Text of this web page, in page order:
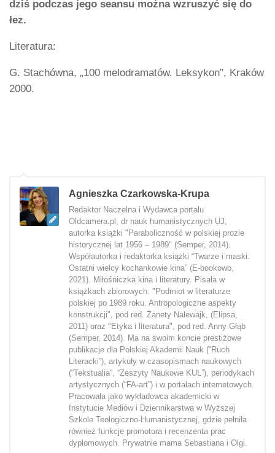
dziś podczas jego seansu można wzruszyć się do
łez.
Literatura:
G. Stachówna, „100 melodramatów. Leksykon”, Kraków
2000.
Agnieszka Czarkowska-Krupa
Redaktor Naczelna i Wydawca portalu
Oldcamera.pl, dr nauk humanistycznych UJ,
autorka książki "Paraboliczność w polskiej prozie
historycznej lat 1956 – 1989" (Semper, 2014).
Współautorka i redaktorka książki “Twarze i maski.
Ostatni wielcy kochankowie kina” (E-bookowo,
2021). Miłośniczka kina i literatury. Pisała w
książkach zbiorowych: "Podmiot w literaturze
polskiej po 1989 roku. Antropologiczne aspekty
konstrukcji", pod red. Żanety Nalewajk, (Elipsa,
2011) oraz "Etyka i literatura", pod red. Anny Głąb
(Semper, 2014). Ma na swoim koncie prestiżowe
publikacje dla Polskiej Akademii Nauk (“Ruch
Literacki”), artykuły w czasopismach naukowych
(“Tekstualia”, “Zeszyty Naukowe KUL”), periodykach
artystycznych (“FA-art”) i w portalach internetowych.
Pracowała jako wykładowca akademicki w
Instytucie Mediów i Dziennikarstwa w Wyższej
Szkole Teologiczno-Humanistycznej, gdzie pełniła
również funkcje promotora i recenzenta prac
dyplomowych. Prywatnie mama Sebastiana i Olgi.